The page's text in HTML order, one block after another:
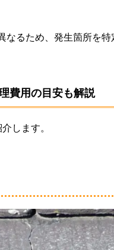
るため、発生箇所を特
費用の目安も解説
します。